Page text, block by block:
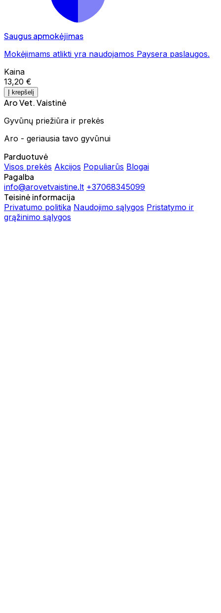
Saugus apmokėjimas
Mokėjimams atlikti yra naudojamos Paysera paslaugos.
Kaina
13,20 €
Į krepšelį
Aro Vet. Vaistinė
Gyvūnų priežiūra ir prekės
Aro - geriausia tavo gyvūnui
Parduotuvė
Visos prekės Akcijos Populiarūs Blogai
Pagalba
info@arovetvaistine.lt +37068345099
Teisinė informacija
Privatumo politika Naudojimo sąlygos Pristatymo ir
grąžinimo sąlygos